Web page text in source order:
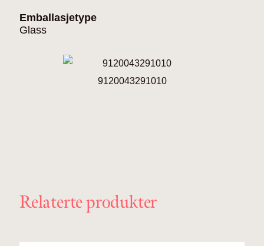
Emballasjetype
Glass
9120043291010
Relaterte produkter